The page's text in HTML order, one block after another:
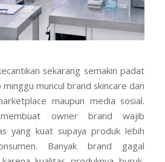
sekarang semakin padat
muncul brand skincare dan
maupun media sosial.
owner brand wajib
yang kuat supaya produk lebih
Banyak brand gagal